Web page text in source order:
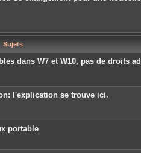
n
s
Sujets
dans W7 et W10, pas de droits
l'explication se trouve ici.
portable